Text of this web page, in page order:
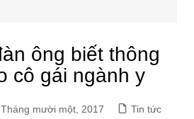
ông biết thông
cô gái ngành y
mười một, 2017 Tin tức